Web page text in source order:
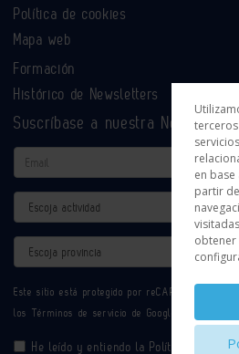
Política de cookies
Mapa web
Formación
Histórico de Newsletters
Suscríbase a nuestra Newsletter
Email
Actividad
Provincia
Este sitio está protegido por reCAPTCHA y se
los Términos de servicio de Google.
He leído y entiendo la Política de
en
partir
obtener